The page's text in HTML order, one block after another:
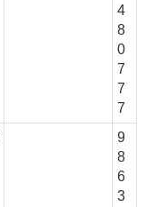
4
8
0
7
7
7
9
8
6
3